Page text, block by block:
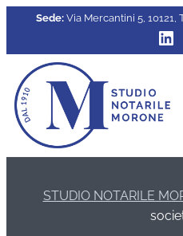
Sede: Via Mercantini 5, 10121,
STUDIO NOTARILE